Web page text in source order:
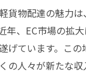
ルを活かして、
法
能！豊川市で軽貨
ンス
貨物配達の魅力
年、EC市場の拡
げています。こ
の人々が新たな